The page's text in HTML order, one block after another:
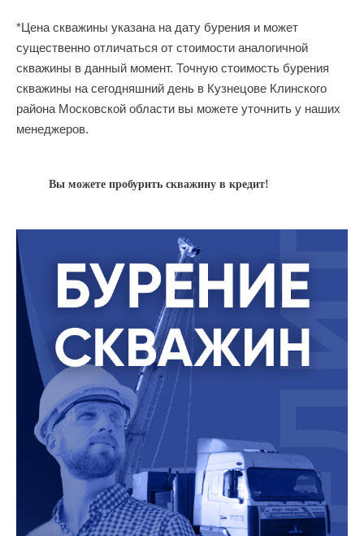
*Цена скважины указана на дату бурения и может
существенно отличаться от стоимости аналогичной
скважины в данный момент. Точную стоимость бурения
скважины на сегодняшний день в Кузнецове Клинского
района Московской области вы можете уточнить у наших
менеджеров.
Вы можете пробурить скважину в кредит!